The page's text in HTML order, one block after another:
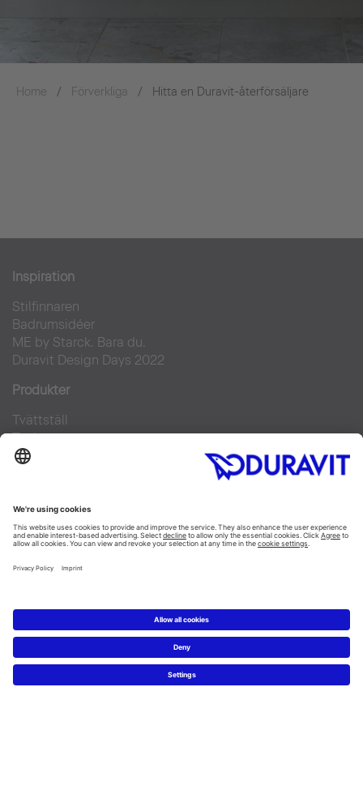
Home Förverkliga Hitta en Duravit-återförsäljare
Inspiration
Stilfinnaren
Badrumsidéer
ME by Starck. Bara du.
Duravit Design Days 2022
Produkter
Tvättställ
Toaletter
Alla Kategorier
Planering
Badrumsplaneraren
5 steg till ditt drömbadrum
Badrumsexperter definierar drömbadrum
Nyheter & Presss releaser
Hitta en återförsäljare
FAQs